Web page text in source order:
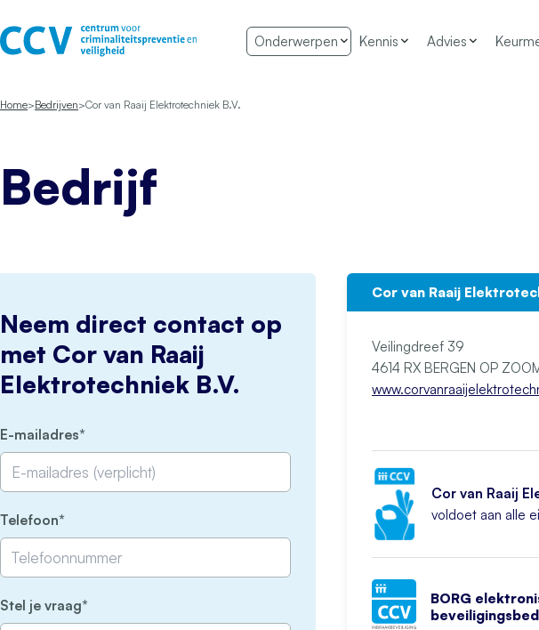
Onderwerpen Kennis Advies
Home Bedrijven Cor van Raaij Elektrotechniek B.V.
Bedrijf
Neem direct contact op
met Cor van Raaij
Elektrotechniek B.V.
E-mailadres
Telefoon
Stel je vraag
Cor van Raaij
Veilingdreef 39
4614 RX BERGEN OP
Cor van Raaij
voldoet aan alle
BORG